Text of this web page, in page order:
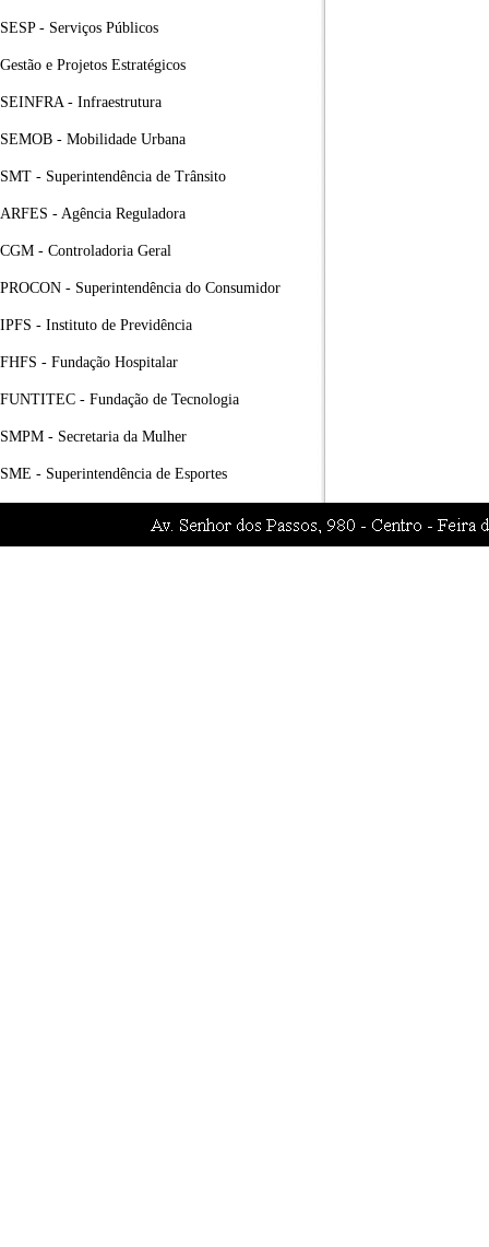
SESP - Serviços Públicos
Gestão e Projetos Estratégicos
SEINFRA - Infraestrutura
SEMOB - Mobilidade Urbana
SMT - Superintendência de Trânsito
ARFES - Agência Reguladora
CGM - Controladoria Geral
PROCON - Superintendência do Consumidor
IPFS - Instituto de Previdência
FHFS - Fundação Hospitalar
FUNTITEC - Fundação de Tecnologia
SMPM - Secretaria da Mulher
SME - Superintendência de Esportes